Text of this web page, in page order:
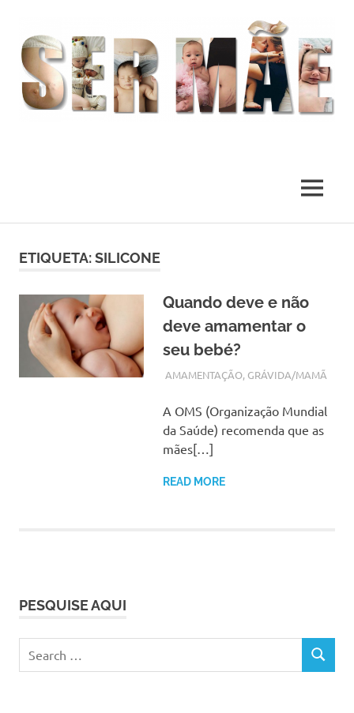
MENU
ETIQUETA:SILICONE
Quando deve e não
deve amamentar o
seu bebé?
OUTUBRO 15, 2017
ADMIN
AMAMENTAÇÃO, GRÁVIDA/MAMÃ
A OMS (Organização Mundial
da Saúde) recomenda que as
mães[…]
READ MORE
PESQUISE AQUI
for:
SEARCH